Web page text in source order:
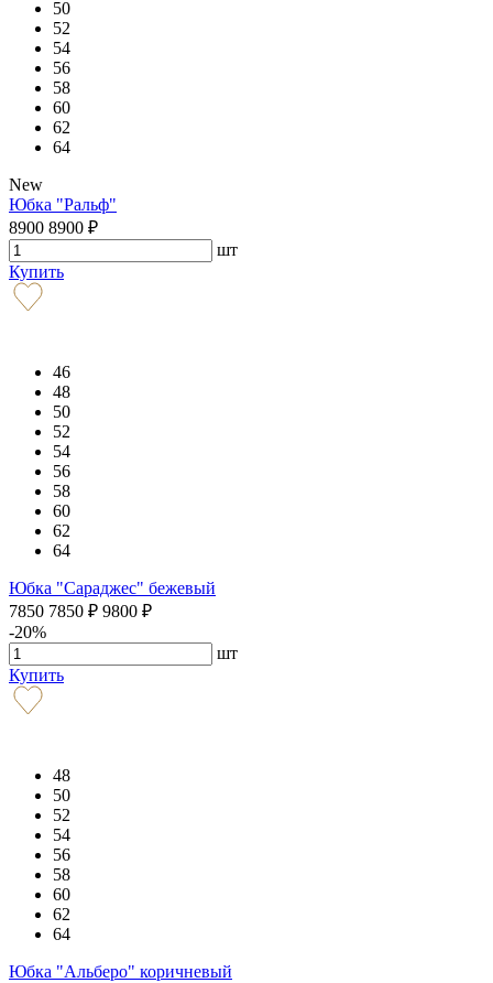
50
52
54
56
58
60
62
64
New
Юбка "Ральф"
8900 8900 ₽
шт
Купить
46
48
50
52
54
56
58
60
62
64
Юбка "Сараджес" бежевый
7850 7850 ₽ 9800 ₽
-20%
шт
Купить
48
50
52
54
56
58
60
62
64
Юбка "Альберо" коричневый